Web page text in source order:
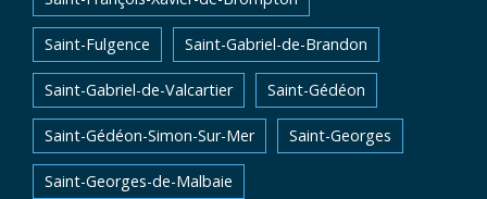
Saint-Fulgence Saint-Gabriel-de-Brandon
Saint-Gabriel-de-Valcartier Saint-Gédéon
Saint-Gédéon-Simon-Sur-Mer Saint-Georges
Saint-Georges-de-Malbaie